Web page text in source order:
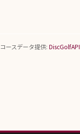
コースデータ提供: DiscGolfAPI